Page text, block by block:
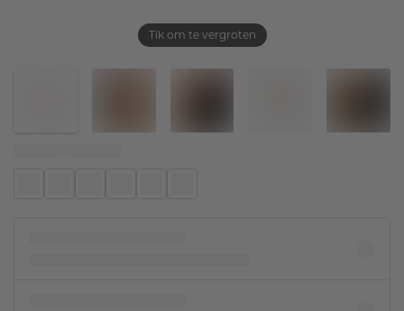
Tik om te vergroten